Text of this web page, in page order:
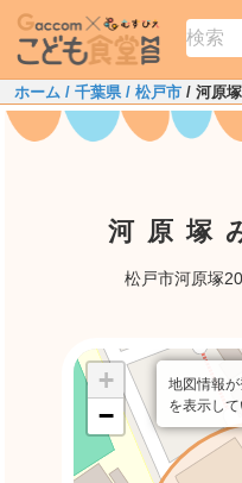
ホーム / 千葉県/ 松戸市 / 河原
河原塚
松戸市河原塚
+
−
地図情報
を表示し